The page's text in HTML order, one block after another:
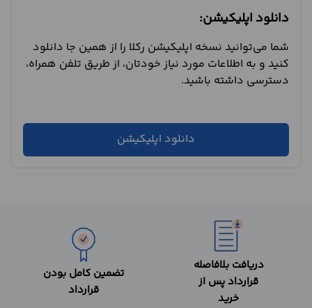
دانلود اپلیکیشن:
شما می‌توانید نسخه اپلیکیشن رکلا را از همین جا دانلود
کنید و به اطلاعات مورد نیاز خودتان، از طریق تلفن همراه،
دسترسی داشته باشید.
دانلود اپلیکیشن
دریافت بلافاصله
قرارداد پس از
خرید
تضمین کامل بودن
قرارداد